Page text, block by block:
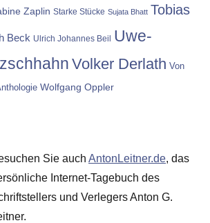
Zaplin Starke Stücke Sujata Bhatt Tobias
Beck Ulrich Johannes Beil Uwe-
Volker Derlath Von
Wolfgang Oppler
Sie auch AntonLeitner.de, das
Internet-Tagebuch des
und Verlegers Anton G.